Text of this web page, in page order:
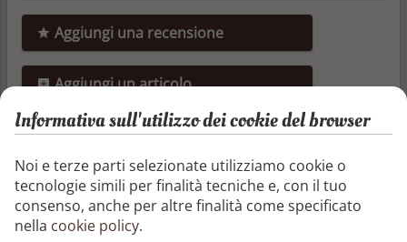
Aggiungi una recensione
Aggiungi un articolo
Non ci sono ancora recensioni o articoli
Altri libri di Dora L. Anne
Dove bruciano le favole
Informativa sull'utilizzo dei cookie del browser
Noi e terze parti selezionate utilizziamo cookie o
tecnologie simili per finalità tecniche e, con il tuo
consenso, anche per altre finalità come specificato
nella cookie policy.